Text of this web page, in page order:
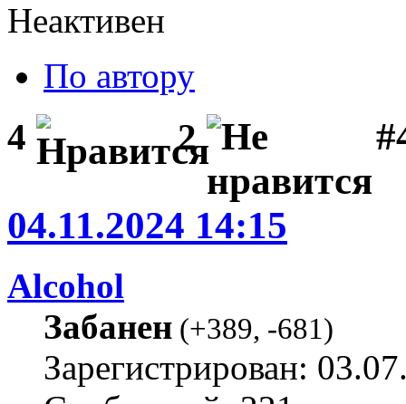
Неактивен
По автору
4 2
04.11.2024 14:15
Alcohol
Забанен (+389, -681)
Зарегистрирован: